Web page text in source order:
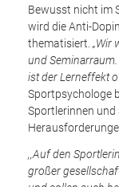
Bewusst nicht im
wird die Anti-
thematisiert. „Wir
und
ist der Lerneffekt
Sportpsychologe
Sportlerinnen und
,,Auf den
großer